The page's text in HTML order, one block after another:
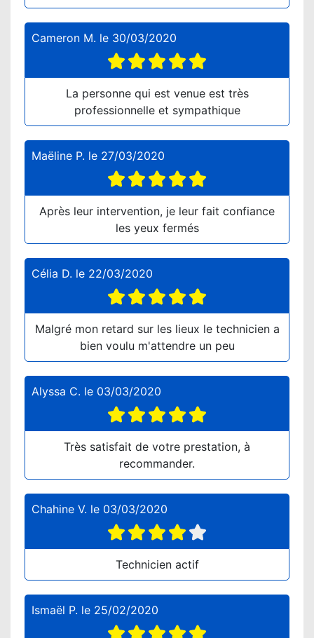
Cameron M. le 30/03/2020
La personne qui est venue est très
professionnelle et sympathique
Maëline P. le 27/03/2020
Après leur intervention, je leur fait confiance
les yeux fermés
Célia D. le 22/03/2020
Malgré mon retard sur les lieux le technicien a
bien voulu m'attendre un peu
Alyssa C. le 03/03/2020
Très satisfait de votre prestation, à
recommander.
Chahine V. le 03/03/2020
Technicien actif
Ismaël P. le 25/02/2020